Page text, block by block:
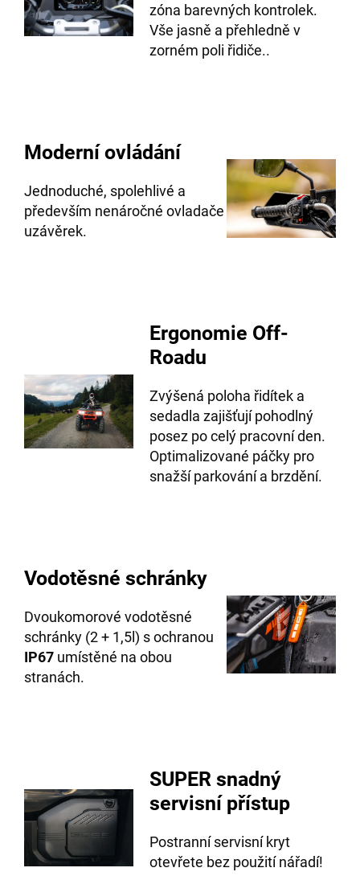
zóna barevných kontrolek.
Vše jasně a přehledně v
zorném poli řidiče..
Moderní ovládání
Jednoduché, spolehlivé a
především nenáročné ovladače
uzávěrek.
Ergonomie Off-
Roadu
Zvýšená poloha řidítek a
sedadla zajišťují pohodlný
posez po celý pracovní den.
Optimalizované páčky pro
snažší parkování a brzdění.
Vodotěsné schránky
Dvoukomorové vodotěsné
schránky (2 + 1,5l) s ochranou
IP67 umístěné na obou
stranách.
SUPER snadný
servisní přístup
Postranní servisní kryt
otevřete bez použití nářadí!